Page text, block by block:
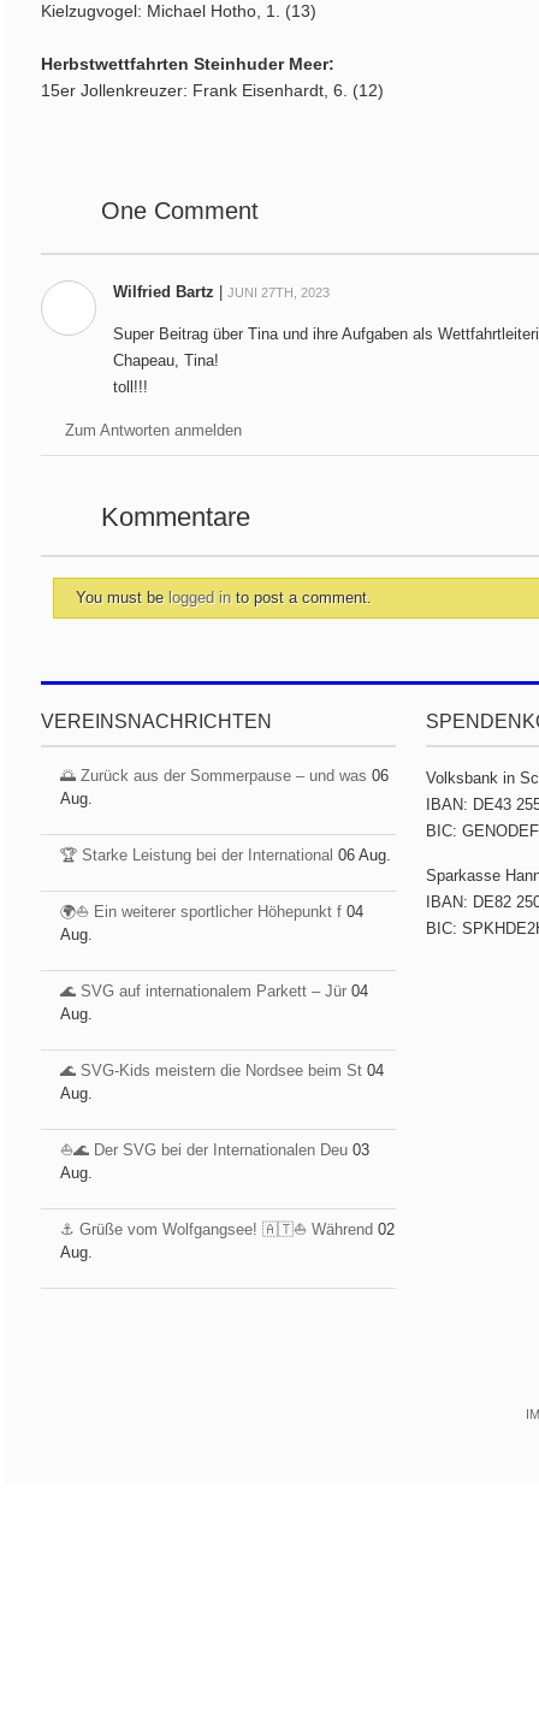
Kielzugvogel: Michael Hotho, 1. (13)
Herbstwettfahrten Steinhuder Meer:
15er Jollenkreuzer: Frank Eisenhardt, 6. (12)
One Comment
Wilfried Bartz JUNI 27TH, 2023
Super Beitrag über Tina und ihre Aufgaben als
Chapeau, Tina!
toll!!!
Zum Antworten anmelden
Kommentare
You must be logged in to post a comment.
VEREINSNACHRICHTEN
🌅 Zurück aus der Sommerpause – und was 06
Aug.
🏆 Starke Leistung bei der International 06 Aug.
🌍⛵ Ein weiterer sportlicher Höhepunkt f 04
Aug.
🌊 SVG auf internationalem Parkett – Jür 04
Aug.
🌊 SVG-Kids meistern die Nordsee beim St 04
Aug.
⛵️🌊 Der SVG bei der Internationalen Deu 03
Aug.
⚓️ Grüße vom Wolfgangsee! 🇦🇹⛵ Während 02
Aug.
Volksbank in
IBAN: DE43
BIC:
Sparkasse
IBAN: DE82
BIC: